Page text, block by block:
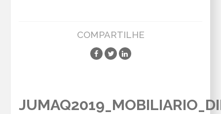
COMPARTILHE